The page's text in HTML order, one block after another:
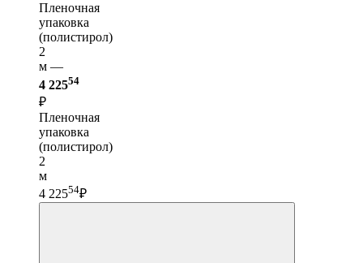
Пленочная
упаковка
(полистирол)
2
м —
4 22554
₽
Пленочная
упаковка
(полистирол)
2
м
4 22554₽